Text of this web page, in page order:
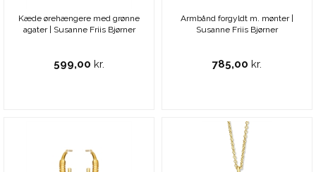
Kæde ørehængere med grønne
agater | Susanne Friis Bjørner
599,00 kr.
Armbånd forgyldt m. mønter |
Susanne Friis Bjørner
785,00 kr.